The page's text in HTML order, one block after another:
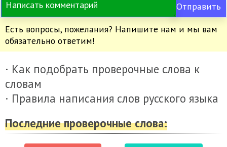
Отправить
Есть вопросы, пожелания? Напишите нам и мы вам
обязательно ответим!
· Как подобрать проверочные слова к
словам
· Правила написания слов русского языка
Последние проверочные слова: